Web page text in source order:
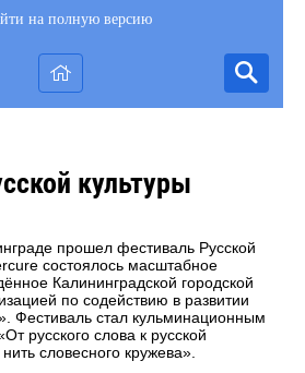
на полную версию
культуры
прошел фестиваль Русской
состоялось масштабное
Калининградской городской
по содействию в развитии
Фестиваль стал кульминационным
русского слова к русской
словесного кружева».